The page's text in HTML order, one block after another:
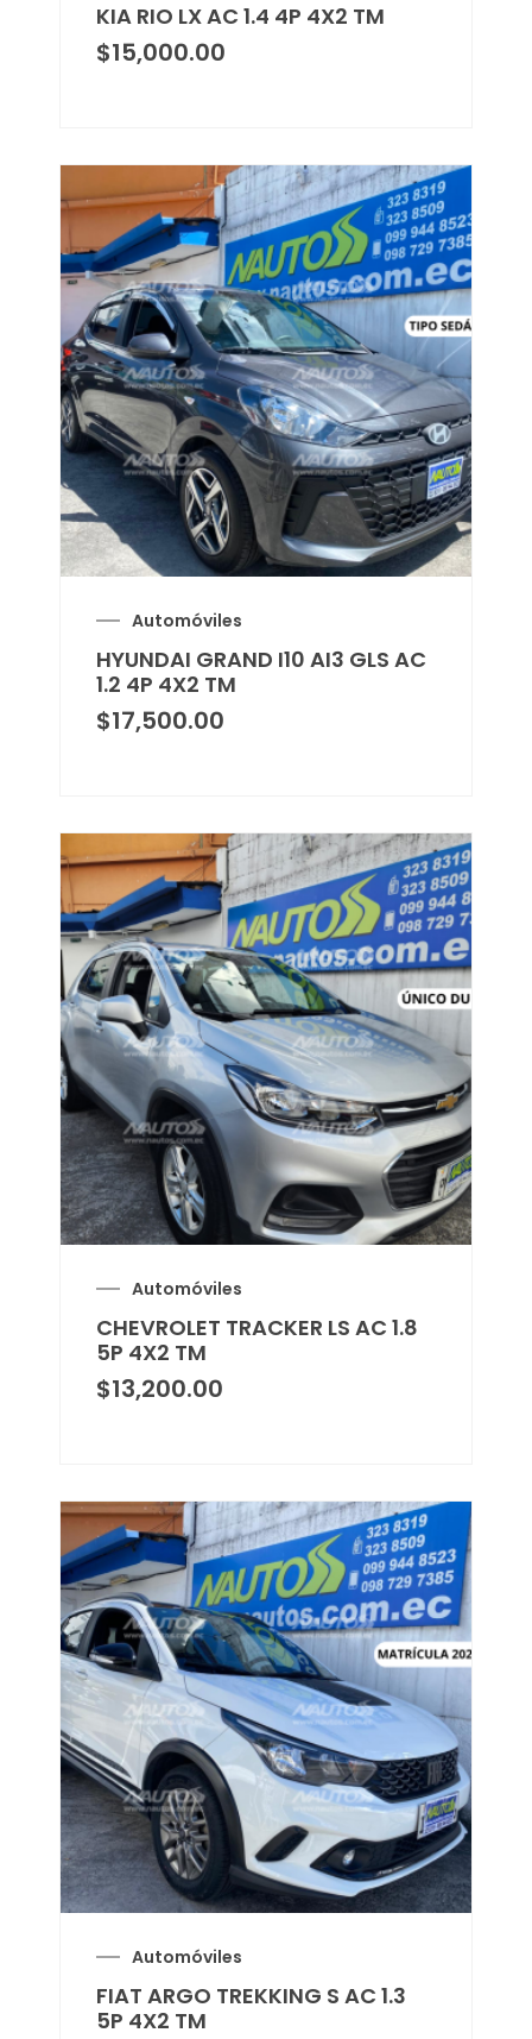
KIA RIO LX AC 1.4 4P 4X2 TM
$15,000.00
Automóviles
HYUNDAI GRAND I10 AI3 GLS AC
1.2 4P 4X2 TM
$17,500.00
Automóviles
CHEVROLET TRACKER LS AC 1.8
5P 4X2 TM
$13,200.00
Automóviles
FIAT ARGO TREKKING S AC 1.3
5P 4X2 TM